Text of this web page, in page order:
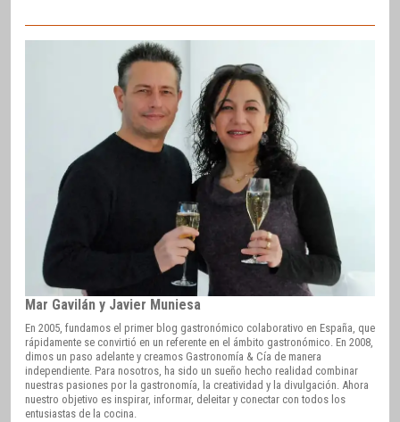
Mar Gavilán y Javier Muniesa
En 2005, fundamos el primer blog gastronómico colaborativo en España, que
rápidamente se convirtió en un referente en el ámbito gastronómico. En 2008,
dimos un paso adelante y creamos Gastronomía & Cía de manera
independiente. Para nosotros, ha sido un sueño hecho realidad combinar
nuestras pasiones por la gastronomía, la creatividad y la divulgación. Ahora
nuestro objetivo es inspirar, informar, deleitar y conectar con todos los
entusiastas de la cocina.